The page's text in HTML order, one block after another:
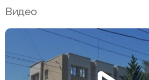
Видео